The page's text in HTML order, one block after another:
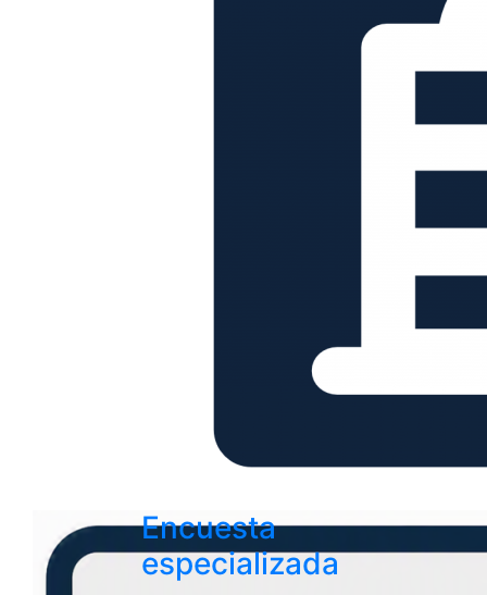
Encuesta
especializada